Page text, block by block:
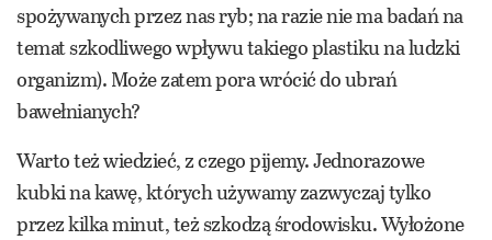
spożywanych przez nas ryb; na razie nie ma badań na
temat szkodliwego wpływu takiego plastiku na ludzki
organizm). Może zatem pora wrócić do ubrań
bawełnianych?
Warto też wiedzieć, z czego pijemy. Jednorazowe
kubki na kawę, których używamy zazwyczaj tylko
przez kilka minut, też szkodzą środowisku. Wyłożone